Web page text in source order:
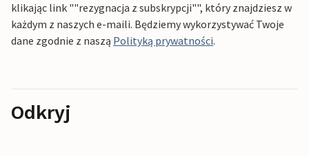
klikając link ""rezygnacja z subskrypcji"", który znajdziesz w
każdym z naszych e-maili. Będziemy wykorzystywać Twoje
dane zgodnie z naszą Polityką prywatności.
Odkryj